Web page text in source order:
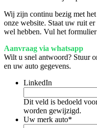
Wij zijn continu bezig met
onze website. Staat uw ruit
wel hebben. Vul het
Aanvraag via whatsapp
Wilt u snel antwoord? Stuur
en uw auto gegevens.
LinkedIn
Dit veld is bedoeld
worden gewijzigd.
Uw merk auto*